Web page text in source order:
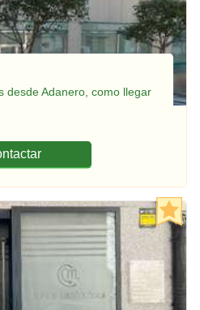
desde Adanero, como llegar